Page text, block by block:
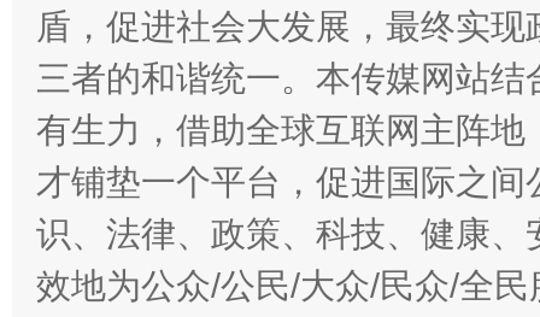
盾，促进社会大发展，最终实
三者的和谐统一。本传媒网站
有生力，借助全球互联网主阵
才铺垫一个平台，促进国际之
识、法律、政策、科技、健康
效地为公众/公民/大众/民众/全